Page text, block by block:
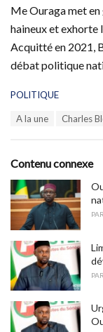
Me Ouraga met
haineux et exhorte
Acquitté en 2021,
débat politique
C
o
r
i
e
s
POLITIQUE
:
A la une Charles
Contenu connexe
PAR
PAR